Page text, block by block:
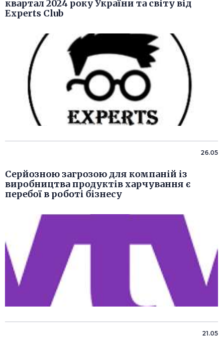
квартал 2024 року України та світу від
Experts Club
26.05
Серйозною загрозою для компаній із
виробництва продуктів харчування є
перебої в роботі бізнесу
21.05